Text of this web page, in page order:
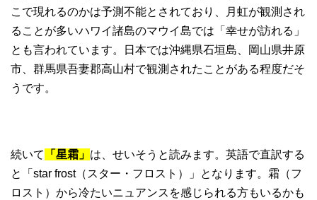
こで現れるのかは予測不能とされており、月虹が観測され
ることが多いハワイ諸島のマウイ島では「幸せが訪れる」
とも言われています。日本では沖縄県石垣島、岡山県井原
市、群馬県吾妻郡高山村で観測されたことがある程度だそ
うです。
続いて 「星霜」 は、せいそうと読みます。英語で直訳する
と「star frost（スター・フロスト）」となります。霜（フ
ロスト）から冷たいニュアンスを感じられる方もいるかも